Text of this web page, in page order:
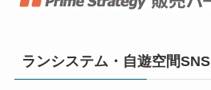
ランシステム・自遊空間SNS